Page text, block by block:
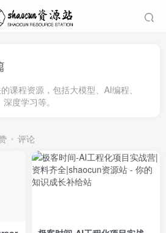
课程资源，包括大模型、AI编程、
度学习等。
评论